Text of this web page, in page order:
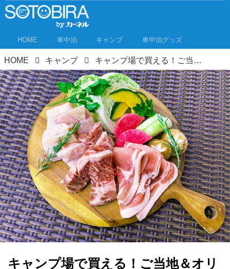
HOME 車中泊 キャンプ 車中泊グッズ
HOME キャンプ キャンプ場で買える！ご当地＆オリジナル食品！その地ならではの味をキャンプ飯で堪能！
キャンプ場で買える！ご当地＆オリ